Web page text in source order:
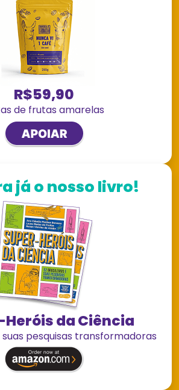
R$59,90
de frutas amarelas
já o nosso livro!
da Ciência
pesquisas transformadoras